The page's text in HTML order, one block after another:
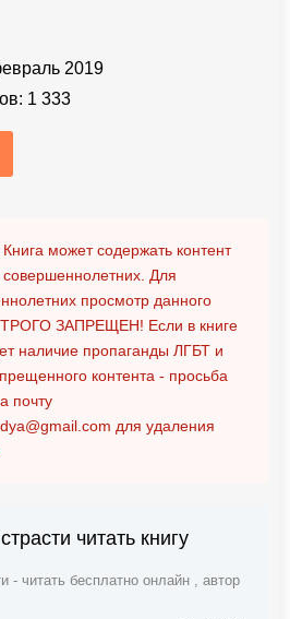
2019
1 333
может содержать контент
совершеннолетних. Для
просмотр данного
ЗАПРЕЩЕН! Если в книге
наличие пропаганды ЛГБТ и
контента - просьба
почту
для удаления
читать книгу
- читать бесплатно онлайн , автор